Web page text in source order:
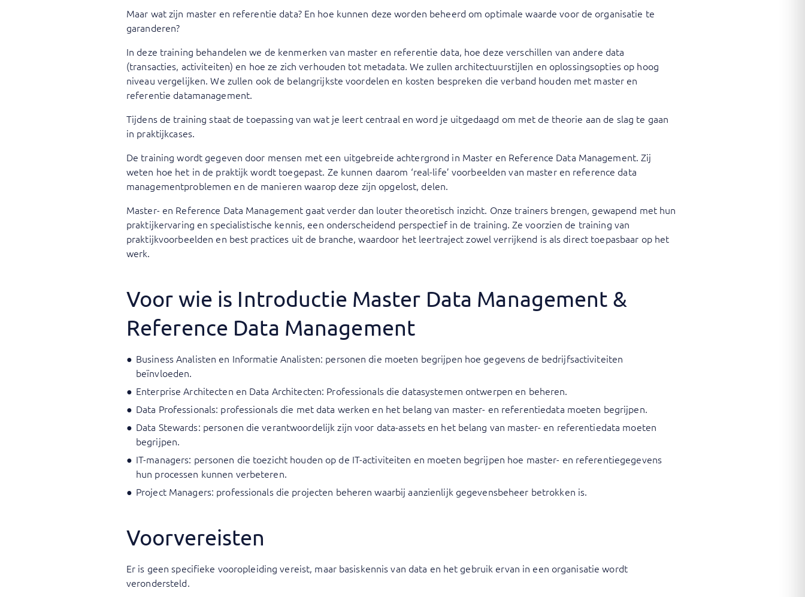
Maar wat zijn master en referentie data? En hoe kunnen deze worden beheerd om optimale waarde voor de organisatie te
garanderen?
In deze training behandelen we de kenmerken van master en referentie data, hoe deze verschillen van andere data
(transacties, activiteiten) en hoe ze zich verhouden tot metadata. We zullen architectuurstijlen en oplossingsopties op hoog
niveau vergelijken. We zullen ook de belangrijkste voordelen en kosten bespreken die verband houden met master en
referentie datamanagement.
Tijdens de training staat de toepassing van wat je leert centraal en word je uitgedaagd om met de theorie aan de slag te gaan
in praktijkcases.
De training wordt gegeven door mensen met een uitgebreide achtergrond in Master en Reference Data Management. Zij
weten hoe het in de praktijk wordt toegepast. Ze kunnen daarom ‘real-life’ voorbeelden van master en reference data
managementproblemen en de manieren waarop deze zijn opgelost, delen.
Master- en Reference Data Management gaat verder dan louter theoretisch inzicht. Onze trainers brengen, gewapend met hun
praktijkervaring en specialistische kennis, een onderscheidend perspectief in de training. Ze voorzien de training van
praktijkvoorbeelden en best practices uit de branche, waardoor het leertraject zowel verrijkend is als direct toepasbaar op het
werk.
Voor wie is Introductie Master Data Management &
Reference Data Management
Business Analisten en Informatie Analisten: personen die moeten begrijpen hoe gegevens de bedrijfsactiviteiten
beïnvloeden.
Enterprise Architecten en Data Architecten: Professionals die datasystemen ontwerpen en beheren.
Data Professionals: professionals die met data werken en het belang van master- en referentiedata moeten begrijpen.
Data Stewards: personen die verantwoordelijk zijn voor data-assets en het belang van master- en referentiedata moeten
begrijpen.
IT-managers: personen die toezicht houden op de IT-activiteiten en moeten begrijpen hoe master- en referentiegegevens
hun processen kunnen verbeteren.
Project Managers: professionals die projecten beheren waarbij aanzienlijk gegevensbeheer betrokken is.
Voorvereisten
Er is geen specifieke vooropleiding vereist, maar basiskennis van data en het gebruik ervan in een organisatie wordt
verondersteld.